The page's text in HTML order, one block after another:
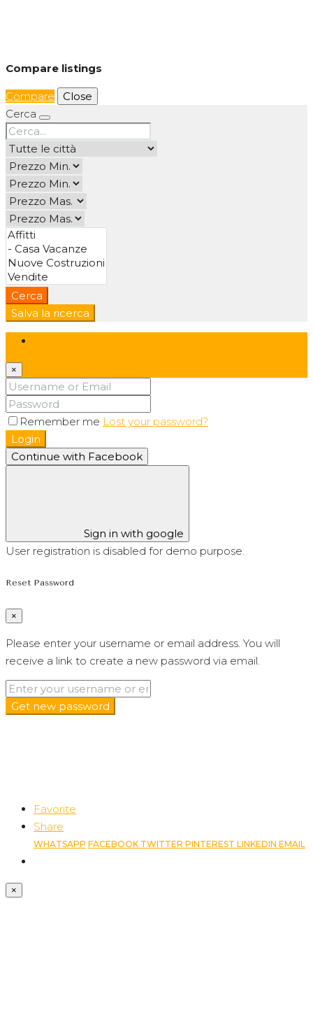
Compare listings
Compare
Close
Cerca
Cerca
Salva la ricerca
×
Remember me Lost your password?
Login
Continue with Facebook
Sign in with google
User registration is disabled for demo purpose.
Reset Password
×
Please enter your username or email address. You will
receive a link to create a new password via email.
Get new password
Favorite
Share
WHATSAPP FACEBOOK TWITTER PINTEREST LINKEDIN EMAIL
×